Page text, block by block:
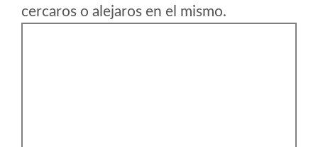
cercaros o alejaros en el mismo.